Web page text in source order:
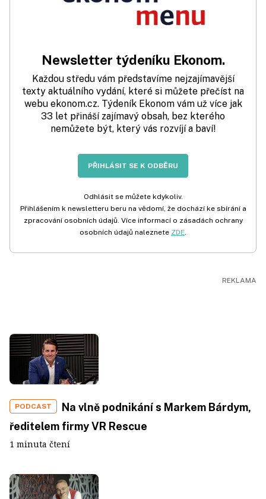
Newsletter týdeníku Ekonom.
Každou středu vám představíme nejzajímavější
texty aktuálního vydání, které si můžete přečíst na
webu ekonom.cz. Týdeník Ekonom vám už více jak
33 let přináší zajímavý obsah, bez kterého
nemůžete být, který vás rozvíjí a baví!
PŘIHLÁSIT SE K ODBĚRU
Odhlásit se můžete kdykoliv.
Přihlášením k newsletteru beru na vědomí, že dochází ke sbírání a
zpracování osobních údajů. Více informací o zásadách ochrany
osobních údajů naleznete ZDE.
PODCAST
Na vlně podnikání s Markem Bárdym,
ředitelem firmy VR Rescue
1 minuta čtení